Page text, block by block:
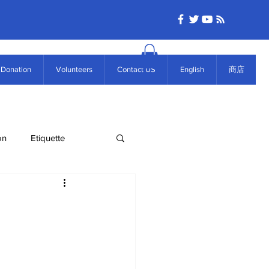
Donation Volunteers Contact US English 商店
Etiquette